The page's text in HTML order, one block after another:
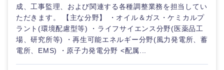
成、工事監理、および関連する各種調整業務を担当してい
ただきます。 【主な分野】 ・オイル＆ガス・ケミカルプ
ラント(環境配慮型等) ・ライフサイエンス分野(医薬品工
場、研究所等) ・再生可能エネルギー分野(風力発電所、蓄
電所、EMS) ・原子力発電分野 <配属...